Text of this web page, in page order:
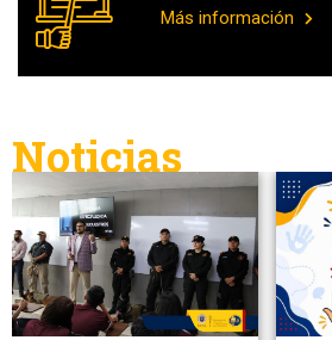
Más información
Noticias